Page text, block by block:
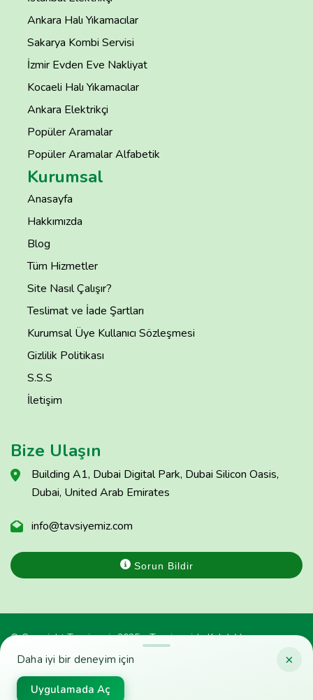
×
Daha iyi bir deneyim için
Uygulamada Aç
Ankara Halı Yıkamacılar
Sakarya Kombi Servisi
İzmir Evden Eve Nakliyat
Kocaeli Halı Yıkamacılar
Ankara Elektrikçi
Popüler Aramalar
Popüler Aramalar Alfabetik
Kurumsal
Anasayfa
Hakkımızda
Blog
Tüm Hizmetler
Site Nasıl Çalışır?
Teslimat ve İade Şartları
Kurumsal Üye Kullanıcı Sözleşmesi
Gizlilik Politikası
S.S.S
İletişim
Bize Ulaşın
Building A1, Dubai Digital Park, Dubai Silicon Oasis,
Dubai, United Arab Emirates
info@tavsiyemiz.com
Sorun Bildir
© Copyright Tavsiyemiz 2025 - Tavsiyemiz'e Kulak Ver